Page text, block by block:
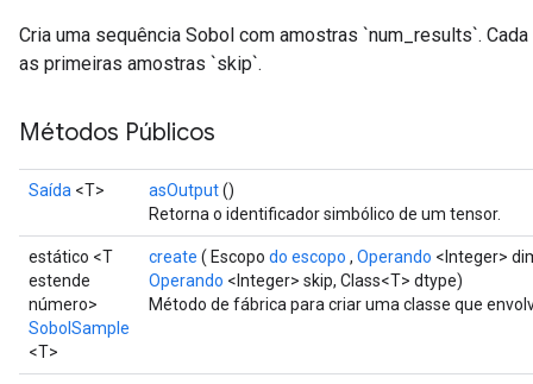
Cria uma sequência Sobol com amostras `num_results`.
as primeiras amostras `skip`.
Métodos Públicos
Saída <T> asOutput()
Retorna o identificador simbólico de um tensor.
estático <T
estende
número>
SobolSample
<T>
create ( Escopo do escopo , Operando <Integer>
Operando <Integer> skip, Class<T> dtype)
Método de fábrica para criar uma classe que